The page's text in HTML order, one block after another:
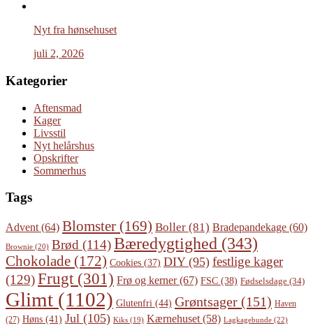
Nyt fra hønsehuset
juli 2, 2026
Kategorier
Aftensmad
Kager
Livsstil
Nyt helårshus
Opskrifter
Sommerhus
Tags
Advent (64) Blomster (169) Boller (81) Bradepandekage (60)
Brownie (20) Brød (114)Bæredygtighed (343)
Chokolade (172) Cookies (37) DIY(95) festlige kager
(129)Frugt (301) Frø og kerner(67) FSC (38) Fødselsdage (34)
Glimt (1102) Glutenfri (44) Grøntsager (151) Haven
(27) Høns (41) Jul (105) Kiks (19) Kærnehuset (58) Lagkagebunde (22)